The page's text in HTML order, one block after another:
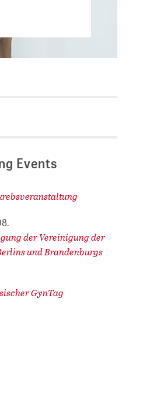
MED
Events
der Vereinigung der
und Brandenburgs
GynTag